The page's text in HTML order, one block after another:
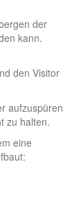
der
kann.
den Visitor
aufzuspüren
zu halten.
eine